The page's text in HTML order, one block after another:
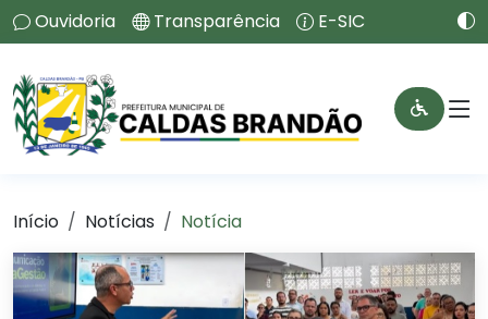
Ouvidoria Transparência E-SIC
Início Notícias Notícia